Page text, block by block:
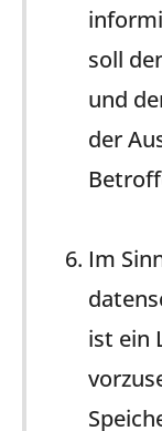
soll
und
der
Im
ist ein